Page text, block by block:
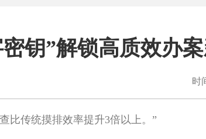
钥”解锁高质效办
时
传统摸排效率提升3倍以上。”